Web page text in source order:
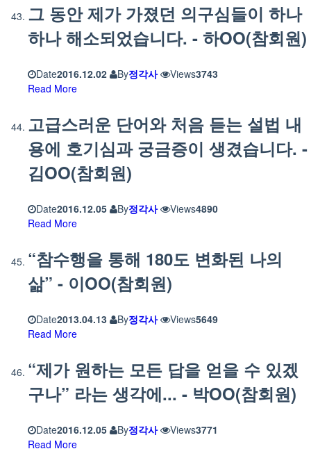
그 동안 제가 가졌던 의구심들이 하나
하나 해소되었습니다. - 하OO(참회원)
Date2016.12.02 By정각사 Views3743
Read More
고급스러운 단어와 처음 듣는 설법 내
용에 호기심과 궁금증이 생겼습니다. -
김OO(참회원)
Date2016.12.05 By정각사 Views4890
Read More
“참수행을 통해 180도 변화된 나의
삶” - 이OO(참회원)
Date2013.04.13 By정각사 Views5649
Read More
“제가 원하는 모든 답을 얻을 수 있겠
구나” 라는 생각에... - 박OO(참회원)
Date2016.12.05 By정각사 Views3771
Read More